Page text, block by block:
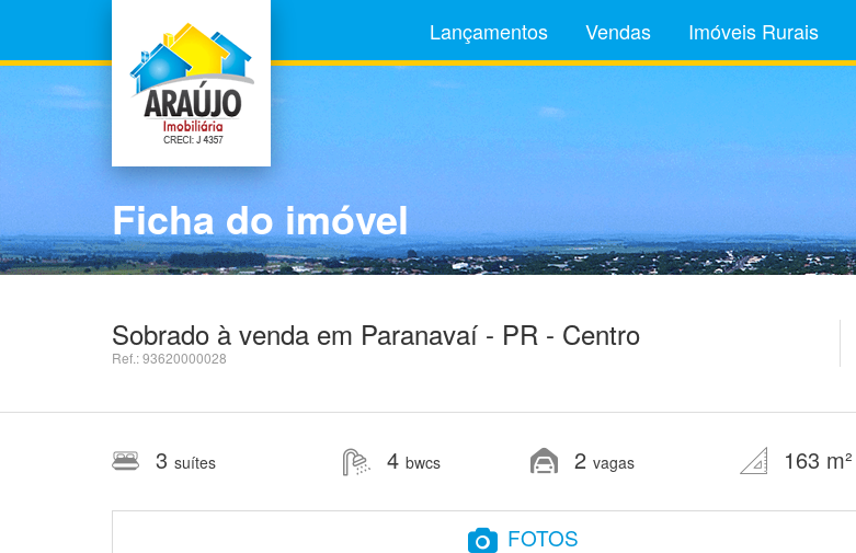
Lançamentos Vendas Imóveis Rurais
Ficha do imóvel
Sobrado à venda em Paranavaí - PR - Centro
Ref.: 93620000028
3 suítes 4 bwcs 2 vagas 163 m²
FOTOS